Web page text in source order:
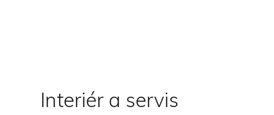
Interiér a servis